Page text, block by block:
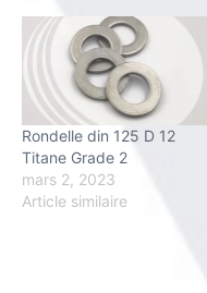
Rondelle din 125 D 12
Titane Grade 2
mars 2, 2023
Article similaire